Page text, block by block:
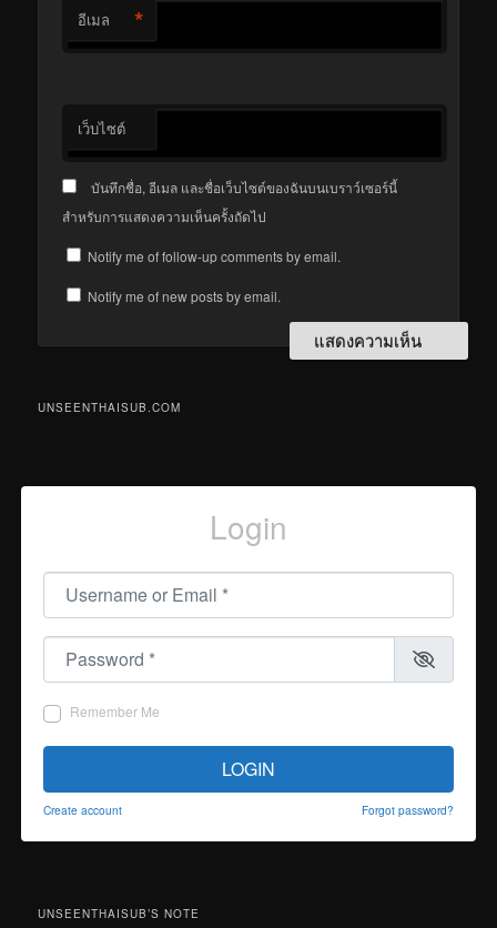
อีเมล *
เว็บไซต์
บันทึกชื่อ, อีเมล และชื่อเว็บไซต์ของฉันบนเบราว์เซอร์นี้
สำหรับการแสดงความเห็นครั้งถัดไป
Notify me of follow-up comments by email.
Notify me of new posts by email.
UNSEENTHAISUB.COM
Login
Username or Email
Password
Remember Me
LOGIN
Create account Forgot password?
UNSEENTHAISUB’S NOTE